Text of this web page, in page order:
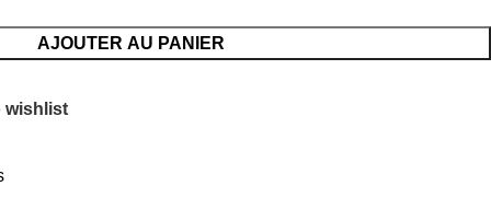
AJOUTER AU PANIER
wishlist